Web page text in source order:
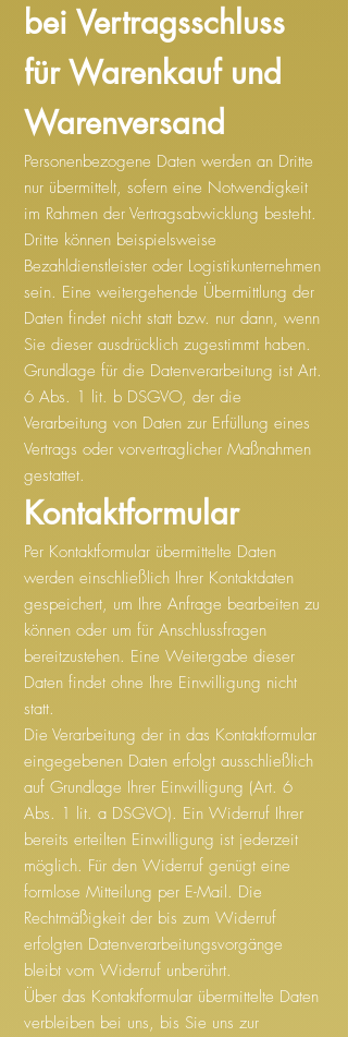
bei Vertragsschluss
für Warenkauf und
Warenversand
Personenbezogene Daten werden an Dritte
nur übermittelt, sofern eine Notwendigkeit
im Rahmen der Vertragsabwicklung besteht.
Dritte können beispielsweise
Bezahldienstleister oder Logistikunternehmen
sein. Eine weitergehende Übermittlung der
Daten findet nicht statt bzw. nur dann, wenn
Sie dieser ausdrücklich zugestimmt haben.
Grundlage für die Datenverarbeitung ist Art.
6 Abs. 1 lit. b DSGVO, der die
Verarbeitung von Daten zur Erfüllung eines
Vertrags oder vorvertraglicher Maßnahmen
gestattet.
Kontaktformular
Per Kontaktformular übermittelte Daten
werden einschließlich Ihrer Kontaktdaten
gespeichert, um Ihre Anfrage bearbeiten zu
können oder um für Anschlussfragen
bereitzustehen. Eine Weitergabe dieser
Daten findet ohne Ihre Einwilligung nicht
statt.
Die Verarbeitung der in das Kontaktformular
eingegebenen Daten erfolgt ausschließlich
auf Grundlage Ihrer Einwilligung (Art. 6
Abs. 1 lit. a DSGVO). Ein Widerruf Ihrer
bereits erteilten Einwilligung ist jederzeit
möglich. Für den Widerruf genügt eine
formlose Mitteilung per E-Mail. Die
Rechtmäßigkeit der bis zum Widerruf
erfolgten Datenverarbeitungsvorgänge
bleibt vom Widerruf unberührt.
Über das Kontaktformular übermittelte Daten
verbleiben bei uns, bis Sie uns zur